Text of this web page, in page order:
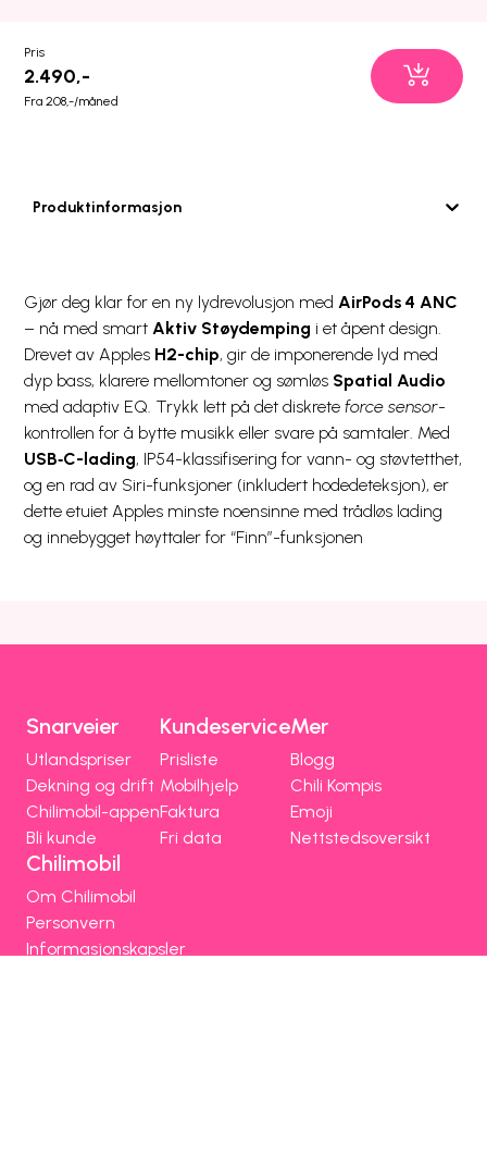
Pris
2.490,-
Fra 208,-/måned
Produktinformasjon
Gjør deg klar for en ny lydrevolusjon medAirPods 4 ANC
– nå med smartAktiv Støydemping i et åpent design.
Drevet av Apples H2-chip, gir de imponerende lyd med
dyp bass, klarere mellomtoner og sømløs Spatial Audio
med adaptiv EQ. Trykk lett på det diskreteforce sensor-
kontrollen for å bytte musikk eller svare på samtaler. Med
USB‑C-lading, IP54-klassifisering for vann- og støvtetthet,
og en rad av Siri-funksjoner (inkludert hodedeteksjon), er
dette etuiet Apples minste noensinne med trådløs lading
og innebygget høyttaler for “Finn”-funksjonen
Snarveier
Utlandspriser
Dekning og drift
Chilimobil-appen
Bli kunde
Kundeservice
Prisliste
Mobilhjelp
Faktura
Fri data
Mer
Blogg
Chili Kompis
Emoji
Nettstedsoversikt
Chilimobil
Om Chilimobil
Personvern
Informasjonskapsler